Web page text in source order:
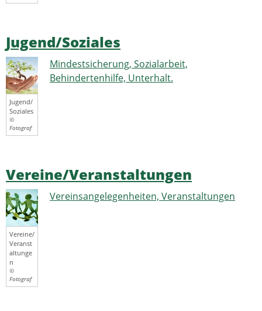
Jugend/Soziales
Jugend/
Soziales
©
Fotograf
Mindestsicherung, Sozialarbeit,
Behindertenhilfe, Unterhalt.
Vereine/Veranstaltungen
Vereine/
Veranst
altunge
n
©
Fotograf
Vereinsangelegenheiten, Veranstaltungen